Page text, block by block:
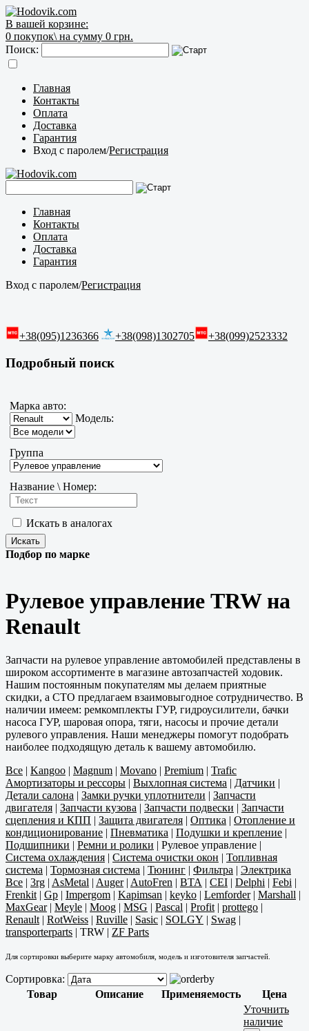
В вашей корзине:
0 покупок\ на сумму 0 грн.
Поиск:
Главная
Контакты
Оплата
Доставка
Гарантия
Вход с паролем/Регистрация
Главная
Контакты
Оплата
Доставка
Гарантия
Вход с паролем/Регистрация
+38(095)1236366 +38(098)1302705 +38(099)2523332
Подробный поиск
Марка авто:
Модель:
Группа
Название \ Номер:
Искать в аналогах
Подбор по марке
Рулевое управление TRW на
Renault
Запчасти на рулевое управление автомобилей представлены в
широком ассортименте в магазине автозапчастей ходовик.
Нашим постоянным покупателям мы делаем приятные
скидки, а СТО предлагаем взаимовыгодное сотрудничество. В
наличии имеем: ремкомплекты ГУР, гидроусилители, бачки
насоса ГУР, шаровая опора, тяги, насосы и прочие детали
рулевого управления. Наши менеджеры помогут подобрать
наиболее подходящую деталь к вашему автомобилю.
Все | Kangoo | Magnum | Movano | Premium | Trafic
Амортизаторы и рессоры | Выхлопная система | Датчики |
Детали салона | Замки ручки уплотнители | Запчасти
двигателя | Запчасти кузова | Запчасти подвески | Запчасти
сцепления и КПП | Защита двигателя | Оптика | Отопление и
кондиционирование | Пневматика | Подушки и крепление |
Подшипники | Ремни и ролики | Рулевое управление |
Система охлаждения | Система очистки окон | Топливная
система | Тормозная система | Тюнинг | Фильтра | Электрика
Все | 3rg | AsMetal | Auger| AutoFren | BTA | CEI | Delphi | Febi |
Frenkit | Gp | Impergom | Kapimsan | keyko | Lemforder| Marshall |
MaxGear| Meyle | Moog | MSG | Pascal | Profit | prottego |
Renault | RotWeiss | Ruville | Sasic | SOLGY | Swag |
transporterparts | TRW | ZF Parts
Для сортировки выберите марку автомобиля, модель и изготовителя запчастей.
Сортировка:
Товар
Описание Применяемость Цена
Уточнить
наличие